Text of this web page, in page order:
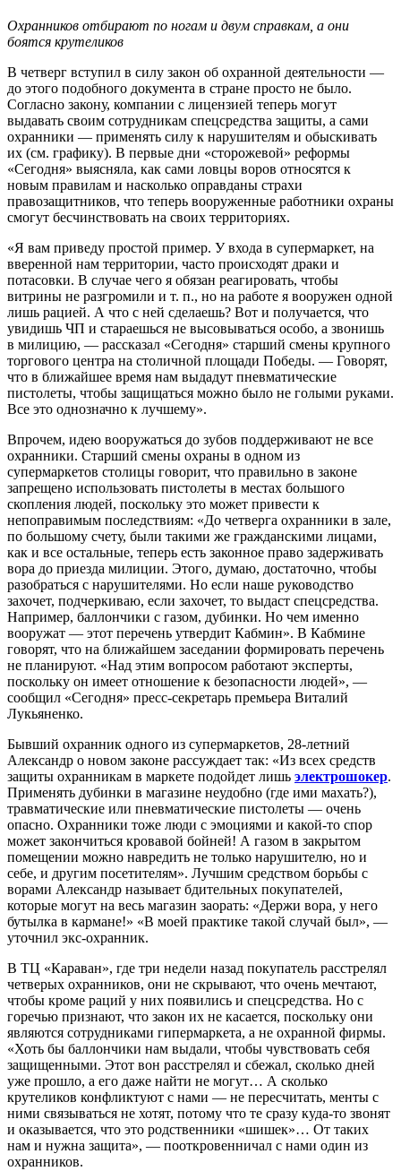
Охранников отбирают по ногам и двум справкам, а они
боятся крутеликов
В четверг вступил в силу закон об охранной деятельности —
до этого подобного документа в стране просто не было.
Согласно закону, компании с лицензией теперь могут
выдавать своим сотрудникам спецсредства защиты, а сами
охранники — применять силу к нарушителям и обыскивать
их (см. графику). В первые дни «сторожевой» реформы
«Сегодня» выясняла, как сами ловцы воров относятся к
новым правилам и насколько оправданы страхи
правозащитников, что теперь вооруженные работники охраны
смогут бесчинствовать на своих территориях.
«Я вам приведу простой пример. У входа в супермаркет, на
вверенной нам территории, часто происходят драки и
потасовки. В случае чего я обязан реагировать, чтобы
витрины не разгромили и т. п., но на работе я вооружен одной
лишь рацией. А что с ней сделаешь? Вот и получается, что
увидишь ЧП и стараешься не высовываться особо, а звонишь
в милицию, — рассказал «Сегодня» старший смены крупного
торгового центра на столичной площади Победы. — Говорят,
что в ближайшее время нам выдадут пневматические
пистолеты, чтобы защищаться можно было не голыми руками.
Все это однозначно к лучшему».
Впрочем, идею вооружаться до зубов поддерживают не все
охранники. Старший смены охраны в одном из
супермаркетов столицы говорит, что правильно в законе
запрещено использовать пистолеты в местах большого
скопления людей, поскольку это может привести к
непоправимым последствиям: «До четверга охранники в зале,
по большому счету, были такими же гражданскими лицами,
как и все остальные, теперь есть законное право задерживать
вора до приезда милиции. Этого, думаю, достаточно, чтобы
разобраться с нарушителями. Но если наше руководство
захочет, подчеркиваю, если захочет, то выдаст спецсредства.
Например, баллончики с газом, дубинки. Но чем именно
вооружат — этот перечень утвердит Кабмин». В Кабмине
говорят, что на ближайшем заседании формировать перечень
не планируют. «Над этим вопросом работают эксперты,
поскольку он имеет отношение к безопасности людей», —
сообщил «Сегодня» пресс-секретарь премьера Виталий
Лукьяненко.
Бывший охранник одного из супермаркетов, 28-летний
Александр о новом законе рассуждает так: «Из всех средств
защиты охранникам в маркете подойдет лишь электрошокер.
Применять дубинки в магазине неудобно (где ими махать?),
травматические или пневматические пистолеты — очень
опасно. Охранники тоже люди с эмоциями и какой-то спор
может закончиться кровавой бойней! А газом в закрытом
помещении можно навредить не только нарушителю, но и
себе, и другим посетителям». Лучшим средством борьбы с
ворами Александр называет бдительных покупателей,
которые могут на весь магазин заорать: «Держи вора, у него
бутылка в кармане!» «В моей практике такой случай был», —
уточнил экс-охранник.
В ТЦ «Караван», где три недели назад покупатель расстрелял
четверых охранников, они не скрывают, что очень мечтают,
чтобы кроме раций у них появились и спецсредства. Но с
горечью признают, что закон их не касается, поскольку они
являются сотрудниками гипермаркета, а не охранной фирмы.
«Хоть бы баллончики нам выдали, чтобы чувствовать себя
защищенными. Этот вон расстрелял и сбежал, сколько дней
уже прошло, а его даже найти не могут… А сколько
крутеликов конфликтуют с нами — не пересчитать, менты с
ними связываться не хотят, потому что те сразу куда-то звонят
и оказывается, что это родственники «шишек»… От таких
нам и нужна защита», — пооткровенничал с нами один из
охранников.